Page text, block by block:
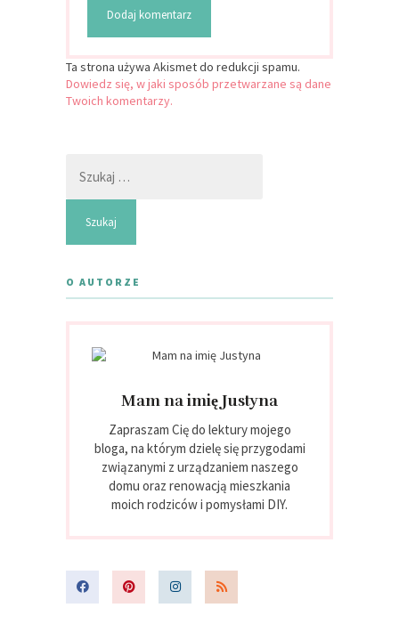
Ta strona używa Akismet do redukcji spamu.
Dowiedz się, w jaki sposób przetwarzane są dane
Twoich komentarzy.
O AUTORZE
Mam na imię Justyna
Zapraszam Cię do lektury mojego
bloga, na którym dzielę się przygodami
związanymi z urządzaniem naszego
domu oraz renowacją mieszkania
moich rodziców i pomysłami DIY.